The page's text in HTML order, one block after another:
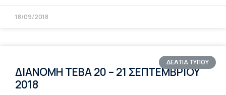
18/09/2018
ΔΕΛΤΙΑ ΤΥΠΟΥ
ΔΙΑΝΟΜΗ ΤΕΒΑ 20 – 21 ΣΕΠΤΕΜΒΡΙΟΥ
2018